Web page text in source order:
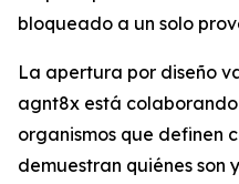
bloqueado a un solo
La apertura por diseño
agnt8x está
organismos que definen
demuestran quiénes son